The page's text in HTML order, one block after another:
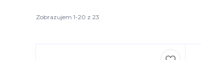
Zobrazujem 1-20 z 23